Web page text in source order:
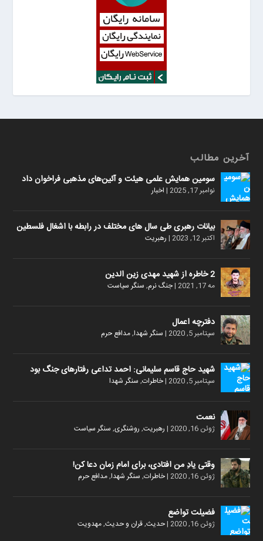
آخرین مطالب
سومین همایش علمی هیئت و آئین‌های مذهبی فراخوان داد
نوامبر 17, 2025 | اخبار
بیانات رهبری طی سال های مختلف در رابطه با اشغال فلسطین
اکتبر 12, 2023 | رهبریت
2 خاطره از شهید مهدی زین الدین
مه 17, 2021 |جنگ نرم, سنگر سیاست
دفترچه اعمال
سپتامبر 5, 2020 | سنگر شهدا,مدافع حرم
شهید حاج قاسم سلیمانی: احمد تداعی رفتارهای جنگ بود
سپتامبر 5, 2020 |خاطرات, سنگر شهدا
نعمت
ژوئن 16, 2020 | رهبریت, روشنگری, سنگر سیاست
وقتی یادِ من افتادی، برای امام زمان دعا کن!
ژوئن 16, 2020 |خاطرات, سنگر شهدا,مدافع حرم
فضیلت تواضع
ژوئن 16, 2020 |حدیث,قران و حدیث,مهدویت